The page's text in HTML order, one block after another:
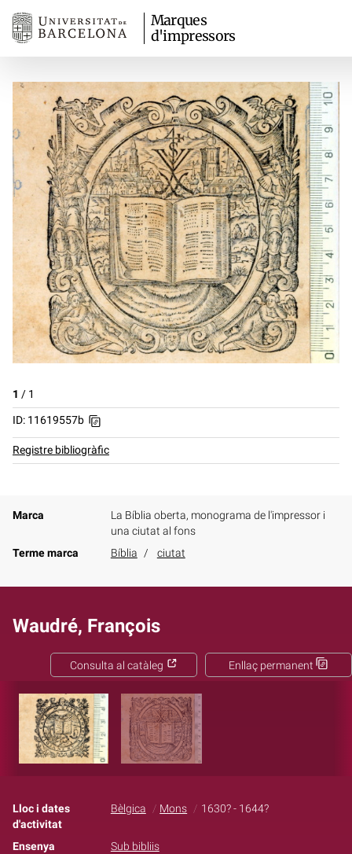
Marques
d'impressors
1 / 1
ID: 11619557b
Registre bibliogràfic
Marca
La Bíblia oberta, monograma de l'impressor i
una ciutat al fons
Terme marca
Bíblia ciutat
Waudré, François
Enllaç permanent
Consulta al catàleg
Lloc i dates
d'activitat
Bèlgica Mons 1630? - 1644?
Ensenya
Sub bibliis